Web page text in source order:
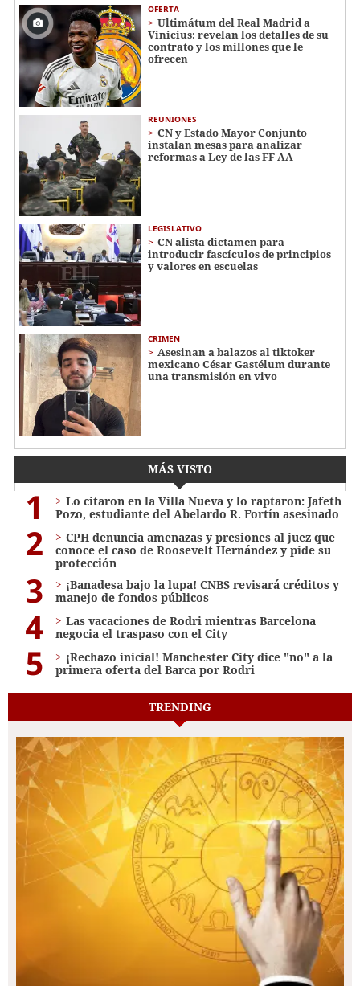
OFERTA
Ultimátum del Real Madrid a
Vinicius: revelan los detalles de su
contrato y los millones que le
ofrecen
REUNIONES
CN y Estado Mayor Conjunto
instalan mesas para analizar
reformas a Ley de las FF AA
LEGISLATIVO
CN alista dictamen para
introducir fascículos de principios
y valores en escuelas
CRIMEN
Asesinan a balazos al tiktoker
mexicano César Gastélum durante
una transmisión en vivo
MÁS VISTO
1
Lo citaron en la Villa Nueva y lo raptaron: Jafeth
Pozo, estudiante del Abelardo R. Fortín asesinado
2
CPH denuncia amenazas y presiones al juez que
conoce el caso de Roosevelt Hernández y pide su
protección
3
¡Banadesa bajo la lupa! CNBS revisará créditos y
manejo de fondos públicos
4
Las vacaciones de Rodri mientras Barcelona
negocia el traspaso con el City
5
¡Rechazo inicial! Manchester City dice "no" a la
primera oferta del Barca por Rodri
TRENDING